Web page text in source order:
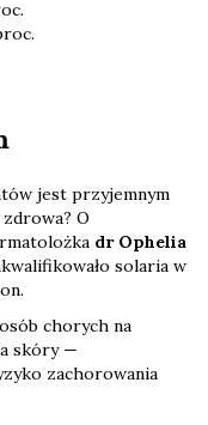
jest przyjemnym
O
dr Ophelia
solaria w
chorych na
skóry —
zachorowania